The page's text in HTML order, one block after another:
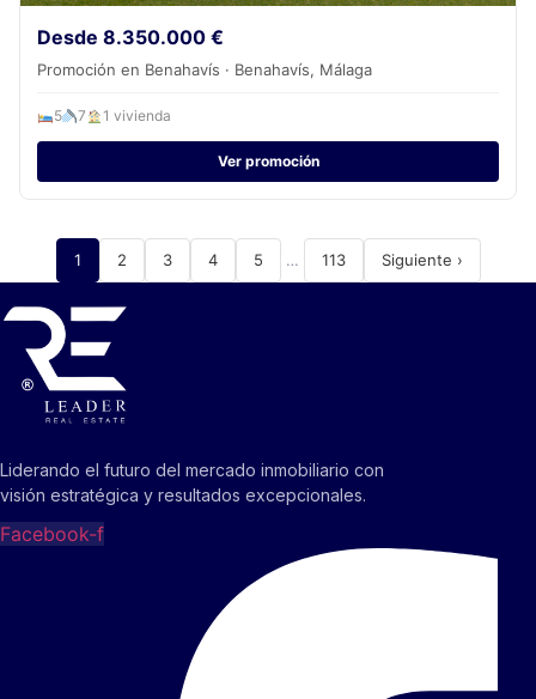
Desde 8.350.000 €
Promoción en Benahavís · Benahavís, Málaga
5 7 1 vivienda
Ver promoción
1 2 3 4 5 … 113 Siguiente ›
Liderando el futuro del mercado inmobiliario con
visión estratégica y resultados excepcionales.
Facebook-f